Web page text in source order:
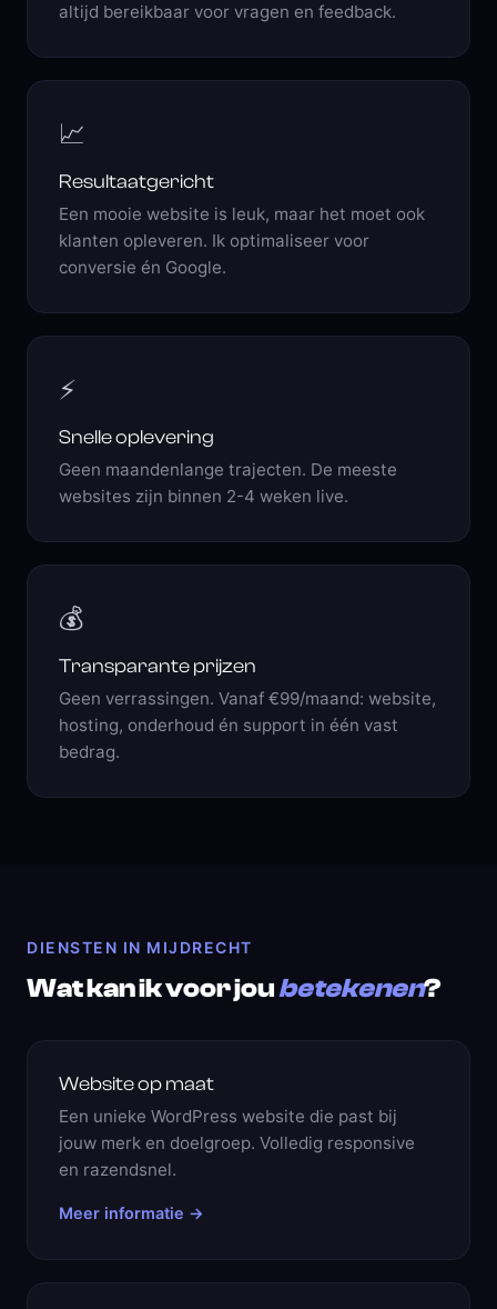
altijd bereikbaar voor vragen en feedback.
📈
Resultaatgericht
Een mooie website is leuk, maar het moet ook
klanten opleveren. Ik optimaliseer voor
conversie én Google.
⚡
Snelle oplevering
Geen maandenlange trajecten. De meeste
websites zijn binnen 2-4 weken live.
💰
Transparante prijzen
Geen verrassingen. Vanaf €99/maand: website,
hosting, onderhoud én support in één vast
bedrag.
DIENSTEN IN MIJDRECHT
Wat kan ik voor joubetekenen?
Website op maat
Een unieke WordPress website die past bij
jouw merk en doelgroep. Volledig responsive
en razendsnel.
Meer informatie →